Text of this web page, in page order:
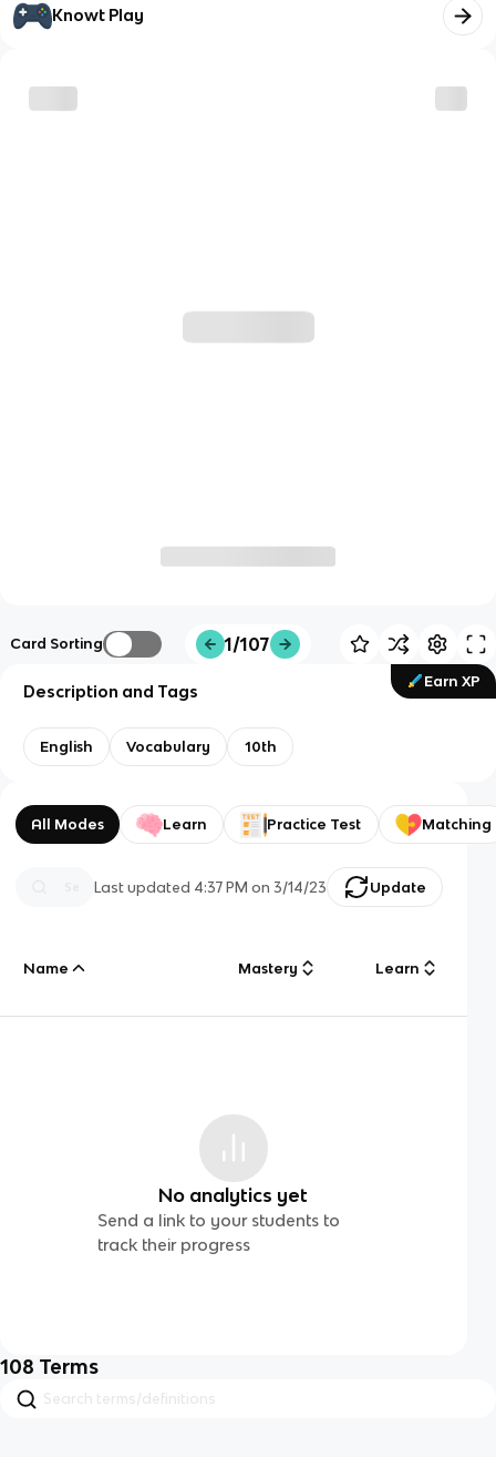
Knowt Play
Card Sorting 1/107
Earn XP
Description and Tags
English Vocabulary 10th
All Modes Learn Practice Test Matching
Last updated 4:37 PM on 3/14/23 Update
Name Mastery Learn
No analytics yet
Send a link to your students to
track their progress
108 Terms